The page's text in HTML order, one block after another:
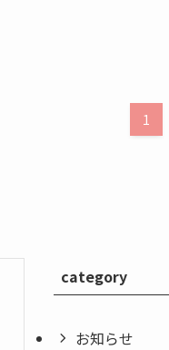
1
category
お知らせ